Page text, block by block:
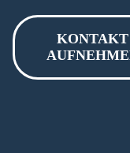
KONTAKT